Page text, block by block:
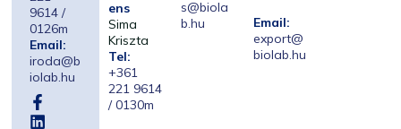
9614 /
0126m
Email:
iroda@b
iolab.hu
ens
Sima
Kriszta
Tel:
+361
221 9614
/ 0130m
s@biola
b.hu
Email:
export@
biolab.hu